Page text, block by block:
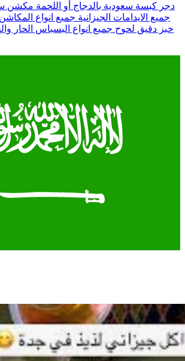
دجر كبسة سعودية بالدجاج أو اللحمة مكشن
جميع الايدامات الجيزانية جميع انواع
خبز دقيق لحوح جميع انواع البسباس الحار